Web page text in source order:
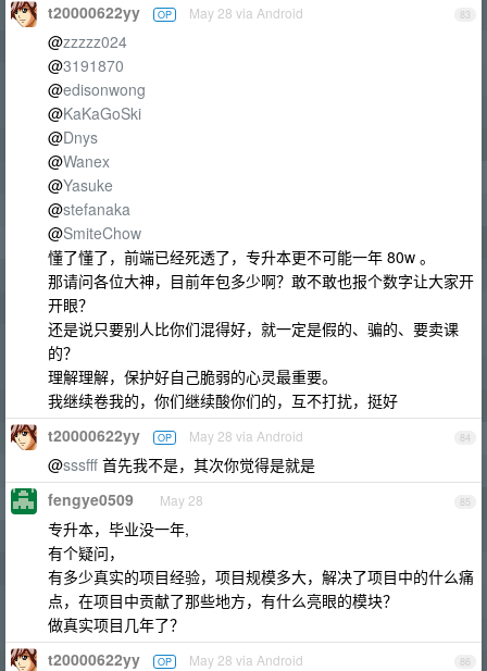
83
t20000622yy OP May 28 via Android
@zzzzz024
@3191870
@edisonwong
@KaKaGoSki
@Dnys
@Wanex
@Yasuke
@stefanaka
@SmiteChow
懂了懂了，前端已经死透了，专升本更不可能一年 80w 。
那请问各位大神，目前年包多少啊？敢不敢也报个数字让大家开
开眼？
还是说只要别人比你们混得好，就一定是假的、骗的、要卖课
的？
理解理解，保护好自己脆弱的心灵最重要。
我继续卷我的，你们继续酸你们的，互不打扰，挺好
84
t20000622yy OP May 28 via Android
@sssfff 首先我不是，其次你觉得是就是
85
fengye0509 May 28
专升本，毕业没一年,
有个疑问，
有多少真实的项目经验，项目规模多大，解决了项目中的什么痛
点，在项目中贡献了那些地方，有什么亮眼的模块？
做真实项目几年了？
86
t20000622yy OP May 28 via Android